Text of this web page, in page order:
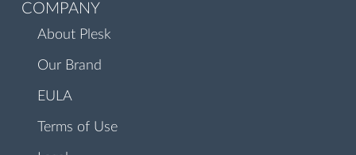
COMPANY
About Plesk
Our Brand
EULA
Terms of Use